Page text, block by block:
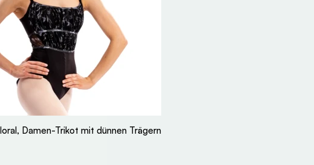
Damen-Trikot mit dünnen Trägern